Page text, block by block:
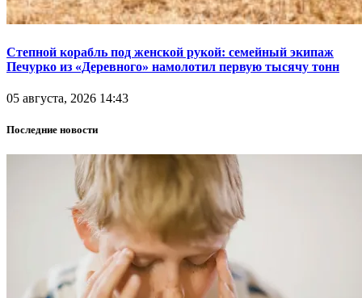
Степной корабль под женской рукой: семейный экипаж
Печурко из «Деревного» намолотил первую тысячу тонн
05 августа, 2026 14:43
Последние новости